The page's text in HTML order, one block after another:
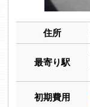
住所
最寄り駅
初期費用